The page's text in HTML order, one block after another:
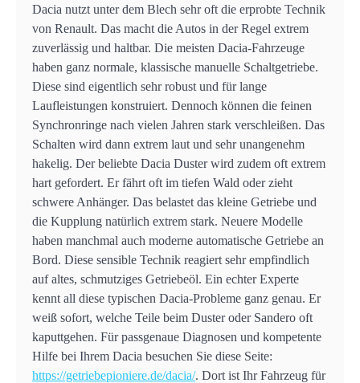
Dacia nutzt unter dem Blech sehr oft die erprobte Technik
von Renault. Das macht die Autos in der Regel extrem
zuverlässig und haltbar. Die meisten Dacia-Fahrzeuge
haben ganz normale, klassische manuelle Schaltgetriebe.
Diese sind eigentlich sehr robust und für lange
Laufleistungen konstruiert. Dennoch können die feinen
Synchronringe nach vielen Jahren stark verschleißen. Das
Schalten wird dann extrem laut und sehr unangenehm
hakelig. Der beliebte Dacia Duster wird zudem oft extrem
hart gefordert. Er fährt oft im tiefen Wald oder zieht
schwere Anhänger. Das belastet das kleine Getriebe und
die Kupplung natürlich extrem stark. Neuere Modelle
haben manchmal auch moderne automatische Getriebe an
Bord. Diese sensible Technik reagiert sehr empfindlich
auf altes, schmutziges Getriebeöl. Ein echter Experte
kennt all diese typischen Dacia-Probleme ganz genau. Er
weiß sofort, welche Teile beim Duster oder Sandero oft
kaputtgehen. Für passgenaue Diagnosen und kompetente
Hilfe bei Ihrem Dacia besuchen Sie diese Seite:
https://getriebepioniere.de/dacia/. Dort ist Ihr Fahrzeug für